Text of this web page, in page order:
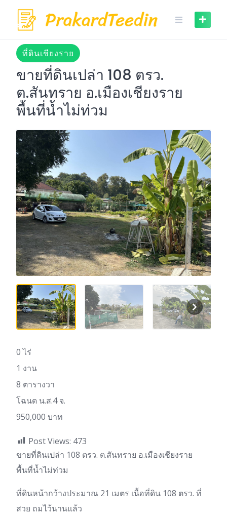
content
ที่ดินเชียงราย
ขายที่ดินเปล่า 108 ตรว.
ต.สันทราย อ.เมืองเชียงราย
พื้นที่น้ำไม่ท่วม
0 ไร่
1 งาน
8 ตารางวา
โฉนด น.ส.4 จ.
950,000 บาท
Post Views: 473
ขายที่ดินเปล่า 108 ตรว. ต.สันทราย อ.เมืองเชียงราย
พื้นที่น้ำไม่ท่วม
ที่ดินหน้ากว้างประมาณ 21 เมตร เนื้อที่ดิน 108 ตรว. ที่
สวย ถมไว้นานแล้ว